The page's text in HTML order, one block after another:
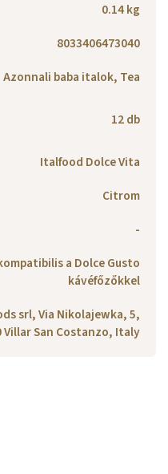
0.14 kg
8033406473040
Azonnali baba italok, Tea
12 db
Italfood Dolce Vita
Citrom
-
a Dolce Gusto
kávéfőzőkkel
srl, Via Nikolajewka, 5,
Villar San Costanzo, Italy